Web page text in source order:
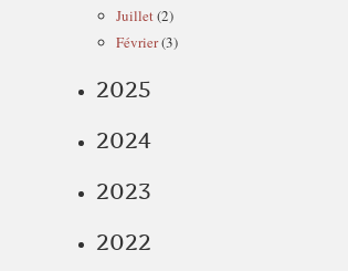
Juillet(2)
Février(3)
2025
2024
2023
2022